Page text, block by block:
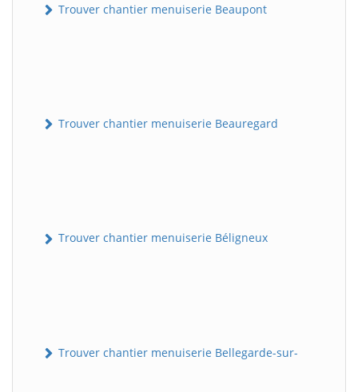
Trouver chantier menuiserie Beaupont
Trouver chantier menuiserie Beauregard
Trouver chantier menuiserie Béligneux
Trouver chantier menuiserie Bellegarde-sur-